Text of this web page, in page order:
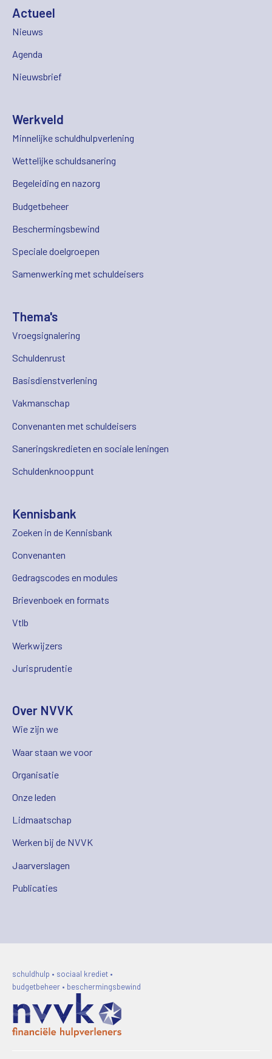
Actueel
Nieuws
Agenda
Nieuwsbrief
Werkveld
Minnelijke schuldhulpverlening
Wettelijke schuldsanering
Begeleiding en nazorg
Budgetbeheer
Beschermingsbewind
Speciale doelgroepen
Samenwerking met schuldeisers
Thema's
Vroegsignalering
Schuldenrust
Basisdienstverlening
Vakmanschap
Convenanten met schuldeisers
Saneringskredieten en sociale leningen
Schuldenknooppunt
Kennisbank
Zoeken in de Kennisbank
Convenanten
Gedragscodes en modules
Brievenboek en formats
Vtlb
Werkwijzers
Jurisprudentie
Over NVVK
Wie zijn we
Waar staan we voor
Organisatie
Onze leden
Lidmaatschap
Werken bij de NVVK
Jaarverslagen
Publicaties
schuldhulp • sociaal krediet •
budgetbeheer • beschermingsbewind